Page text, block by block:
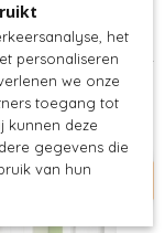
- CA593
actie 15,- korting
het
personaliseren
we onze
toegang tot
kunnen deze
gegevens die
van hun